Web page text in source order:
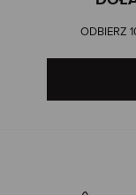
ODBIERZ